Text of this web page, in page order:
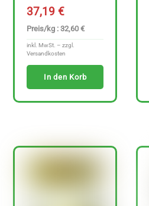
37,19€
Preis/kg : 32,60 €
inkl. MwSt. – zzgl.
Versandkosten
In den Korb